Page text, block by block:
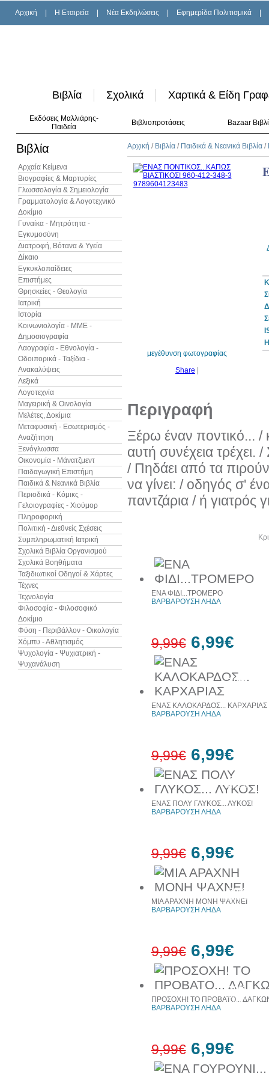
Αρχική H Εταιρεία Νέα Εκδηλώσεις Εφημερίδα Πολιτισμικά
Βιβλία Σχολικά Χαρτικά & Είδη
Εκδόσεις Μαλλιάρης-
Παιδεία
Βιβλιοπροτάσεις Bazaar
Βιβλία
Αρχαία Κείμενα
Βιογραφίες & Μαρτυρίες
Γλωσσολογία & Σημειολογία
Γραμματολογία & Λογοτεχνικό
Δοκίμιο
Γυναίκα - Μητρότητα -
Εγκυμοσύνη
Διατροφή, Βότανα & Υγεία
Δίκαιο
Εγκυκλοπαίδειες
Επιστήμες
Θρησκείες - Θεολογία
Ιατρική
Ιστορία
Κοινωνιολογία - ΜΜΕ -
Δημοσιογραφία
Λαογραφία - Εθνολογία -
Οδοιπορικά - Ταξίδια -
Ανακαλύψεις
Λεξικά
Λογοτεχνία
Μαγειρική & Οινολογία
Μελέτες, Δοκίμια
Μεταφυσική - Εσωτερισμός -
Αναζήτηση
Ξενόγλωσσα
Οικονομία - Μάνατζμεντ
Παιδαγωγική Επιστήμη
Παιδικά & Νεανικά Βιβλία
Περιοδικά - Κόμικς -
Γελοιογραφίες - Χιούμορ
Πληροφορική
Πολιτική - Διεθνείς Σχέσεις
Συμπληρωματική Ιατρική
Σχολικά Βιβλία Οργανισμού
Σχολικά Βοηθήματα
Ταξιδιωτικοί Οδηγοί & Χάρτες
Τέχνες
Τεχνολογία
Φιλοσοφία - Φιλοσοφικό
Δοκίμιο
Φύση - Περιβάλλον - Οικολογία
Χόμπυ - Αθλητισμός
Ψυχολογία - Ψυχιατρική -
Ψυχανάλυση
Αρχική / Βιβλία / Παιδικά & Νεανικά Βιβλία /
μεγέθυνση φωτογραφίας
Share
Περιγραφή
Ξέρω έναν ποντικό... /
αυτή συνέχεια τρέχει.
/ Πηδάει από τα
να γίνει: / οδηγός σ'
παντζάρια / ή γιατρός
30%
ΕΝΑ ΦΙΔΙ...ΤΡΟΜΕΡΟ
ΒΑΡΒΑΡΟΥΣΗ ΛΗΔΑ
9,99€ 6,99€
30%
έκπτωση
ΕΝΑΣ ΚΑΛΟΚΑΡΔΟΣ... ΚΑΡΧΑΡΙΑΣ
ΒΑΡΒΑΡΟΥΣΗ ΛΗΔΑ
9,99€ 6,99€
30%
έκπτωση
web
ΕΝΑΣ ΠΟΛΥ ΓΛΥΚΟΣ... ΛΥΚΟΣ!
ΒΑΡΒΑΡΟΥΣΗ ΛΗΔΑ
9,99€ 6,99€
30%
έκπτωση
web
ΜΙΑ ΑΡΑΧΝΗ ΜΟΝΗ ΨΑΧΝΕΙ
ΒΑΡΒΑΡΟΥΣΗ ΛΗΔΑ
9,99€ 6,99€
ΠΡΟΣΟΧΗ! ΤΟ ΠΡΟΒΑΤΟ...
ΒΑΡΒΑΡΟΥΣΗ ΛΗΔΑ
9,99€ 6,99€